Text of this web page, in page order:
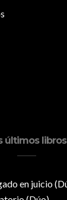
últimos libros